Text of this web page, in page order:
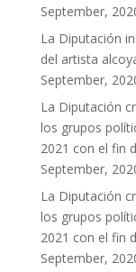
September,
La Diputación
del artista
September,
La Diputación
los grupos
2021 con el fin
September,
La Diputación
los grupos
2021 con el fin
September,